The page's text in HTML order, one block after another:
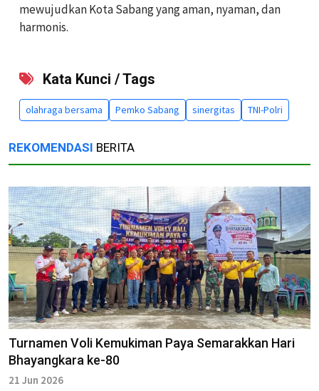
mewujudkan Kota Sabang yang aman, nyaman, dan
harmonis.
Kata Kunci / Tags
olahraga bersama Pemko Sabang sinergitas TNI-Polri
REKOMENDASI BERITA
Turnamen Voli Kemukiman Paya Semarakkan Hari
Bhayangkara ke-80
21 Jun 2026